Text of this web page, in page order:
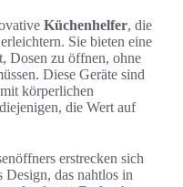
Küchenhelfer, die
Sie bieten eine
Dosen zu öffnen, ohne
Diese Geräte sind
körperlichen
die Wert auf
erstrecken sich
Design, das nahtlos in